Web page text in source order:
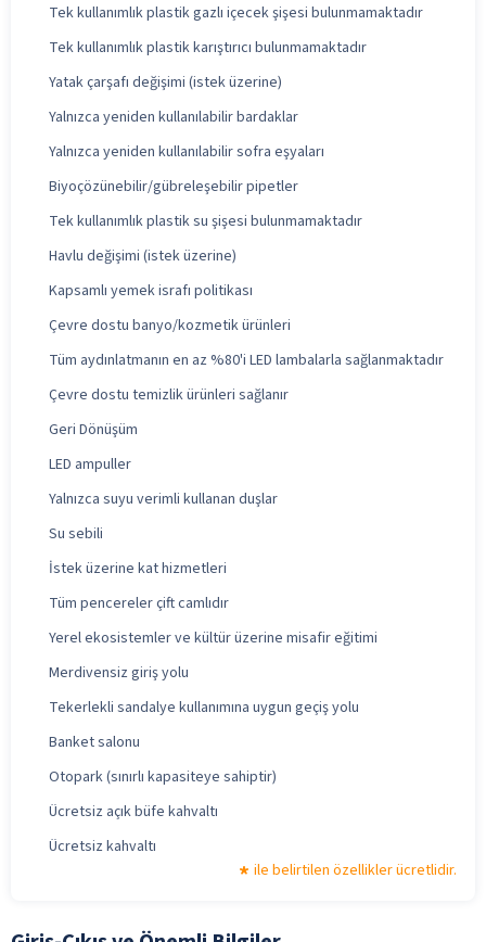
Tek kullanımlık plastik gazlı içecek şişesi bulunmamaktadır
Tek kullanımlık plastik karıştırıcı bulunmamaktadır
Yatak çarşafı değişimi (istek üzerine)
Yalnızca yeniden kullanılabilir bardaklar
Yalnızca yeniden kullanılabilir sofra eşyaları
Biyoçözünebilir/gübreleşebilir pipetler
Tek kullanımlık plastik su şişesi bulunmamaktadır
Havlu değişimi (istek üzerine)
Kapsamlı yemek israfı politikası
Çevre dostu banyo/kozmetik ürünleri
Tüm aydınlatmanın en az %80'i LED lambalarla sağlanmaktadır
Çevre dostu temizlik ürünleri sağlanır
Geri Dönüşüm
LED ampuller
Yalnızca suyu verimli kullanan duşlar
Su sebili
İstek üzerine kat hizmetleri
Tüm pencereler çift camlıdır
Yerel ekosistemler ve kültür üzerine misafir eğitimi
Merdivensiz giriş yolu
Tekerlekli sandalye kullanımına uygun geçiş yolu
Banket salonu
Otopark (sınırlı kapasiteye sahiptir)
Ücretsiz açık büfe kahvaltı
Ücretsiz kahvaltı
ile belirtilen özellikler ücretlidir.